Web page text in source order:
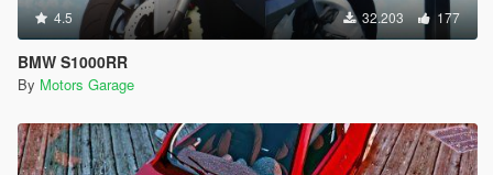
4.5 32.203 177
BMW S1000RR
By Motors Garage